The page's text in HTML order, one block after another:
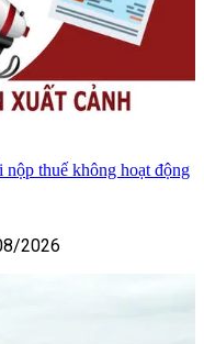
thuế không hoạt động
2026